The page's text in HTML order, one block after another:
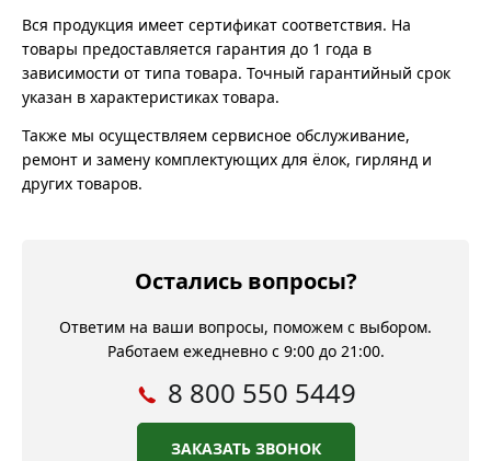
Вся продукция имеет сертификат соответствия. На
товары предоставляется гарантия до 1 года в
зависимости от типа товара. Точный гарантийный срок
указан в характеристиках товара.
Также мы осуществляем сервисное обслуживание,
ремонт и замену комплектующих для ёлок, гирлянд и
других товаров.
Остались вопросы?
Ответим на ваши вопросы, поможем с выбором.
Работаем ежедневно с 9:00 до 21:00.
8 800 550 5449
ЗАКАЗАТЬ ЗВОНОК